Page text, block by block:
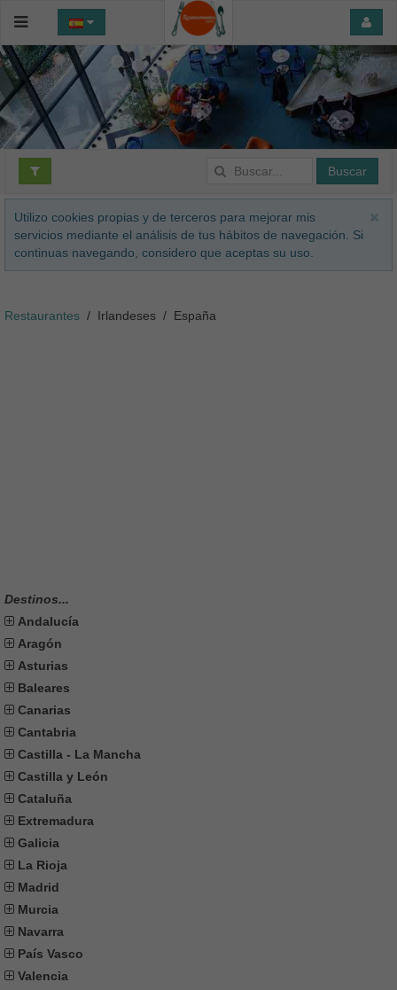
Buscar
Utilizo cookies propias y de terceros para mejorar mis
servicios mediante el análisis de tus hábitos de navegación. Si
continuas navegando, considero que aceptas su uso.
Restaurantes Irlandeses España
Destinos...
Andalucía
Aragón
Asturias
Baleares
Canarias
Cantabria
Castilla - La Mancha
Castilla y León
Cataluña
Extremadura
Galicia
La Rioja
Madrid
Murcia
Navarra
País Vasco
Valencia